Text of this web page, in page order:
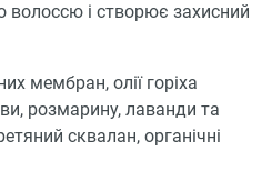
волоссю і створює захисний
мембран, олії горіха
розмарину, лаванди та
сквалан, органічні